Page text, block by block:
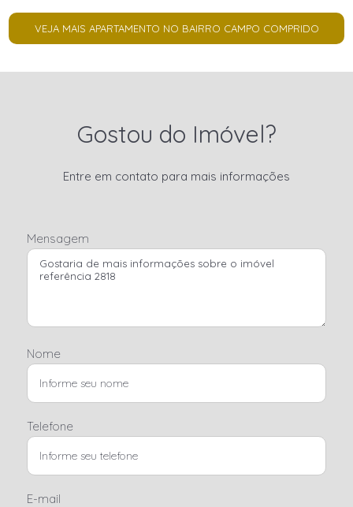
VEJA MAIS APARTAMENTO NO BAIRRO CAMPO COMPRIDO
Gostou do Imóvel?
Entre em contato para mais informações
Mensagem
Nome
Telefone
E-mail